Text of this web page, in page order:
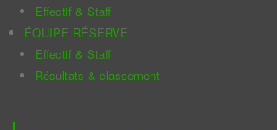
Effectif & Staff
ÉQUIPE RÉSERVE
Effectif & Staff
Résultats & classement